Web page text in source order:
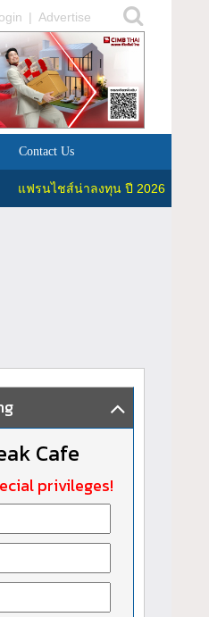
| Advertise
Contact Us
แฟรนไชส์น่าลงทุน ปี 2026
Cafe
privileges!